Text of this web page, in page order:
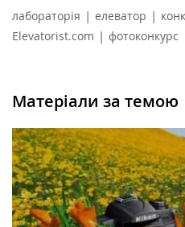
лабораторія | елеватор |
Elevatorist.com | фотоконкурс
Матеріали за темою